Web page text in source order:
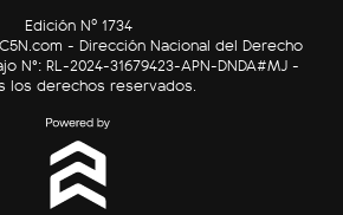
Edición Nº 1734
C5N.com - Dirección Nacional del Derecho
N°: RL-2024-31679423-APN-DNDA#MJ -
los derechos reservados.